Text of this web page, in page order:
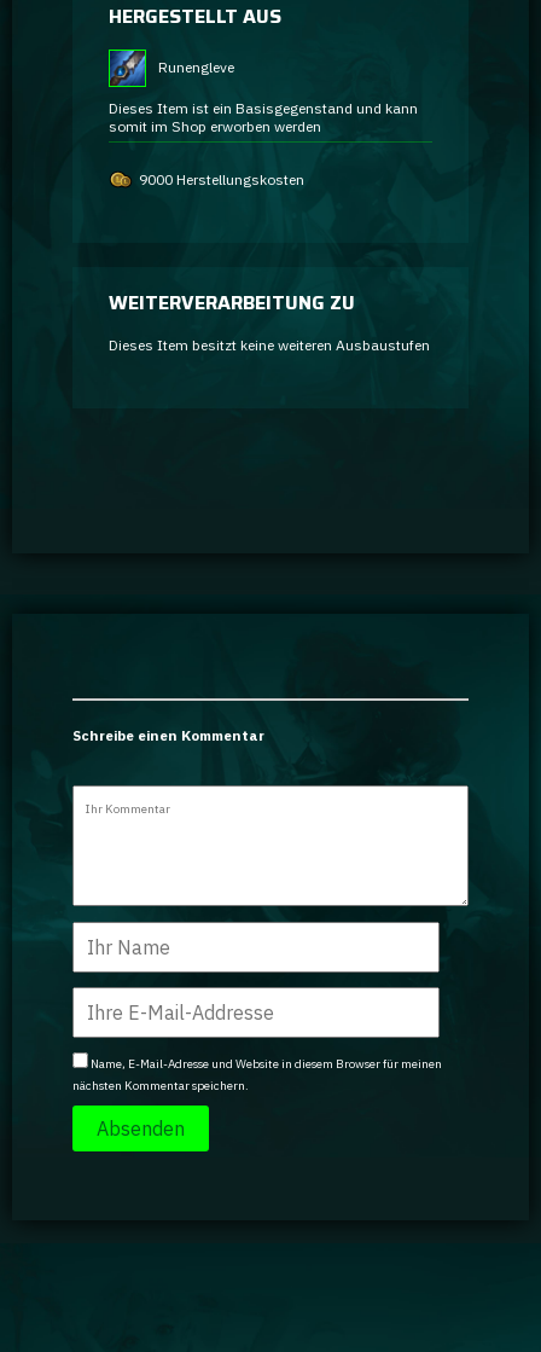
HERGESTELLT AUS
Runengleve
Dieses Item ist ein Basisgegenstand und kann
somit im Shop erworben werden
9000 Herstellungskosten
WEITERVERARBEITUNG ZU
Dieses Item besitzt keine weiteren Ausbaustufen
Schreibe einen Kommentar
Name, E-Mail-Adresse und Website in diesem Browser für meinen
nächsten Kommentar speichern.